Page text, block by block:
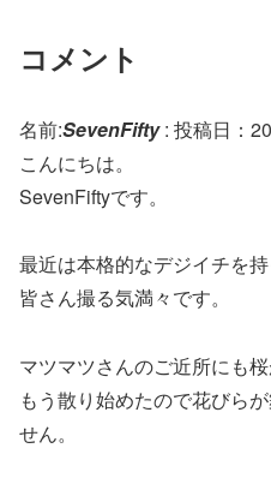
コメント
名前:SevenFifty: 投稿日：
こんにちは。
SevenFiftyです。
最近は本格的なデジイチを
皆さん撮る気満々です。
マツマツさんのご近所にも桜
もう散り始めたので花びら
せん。